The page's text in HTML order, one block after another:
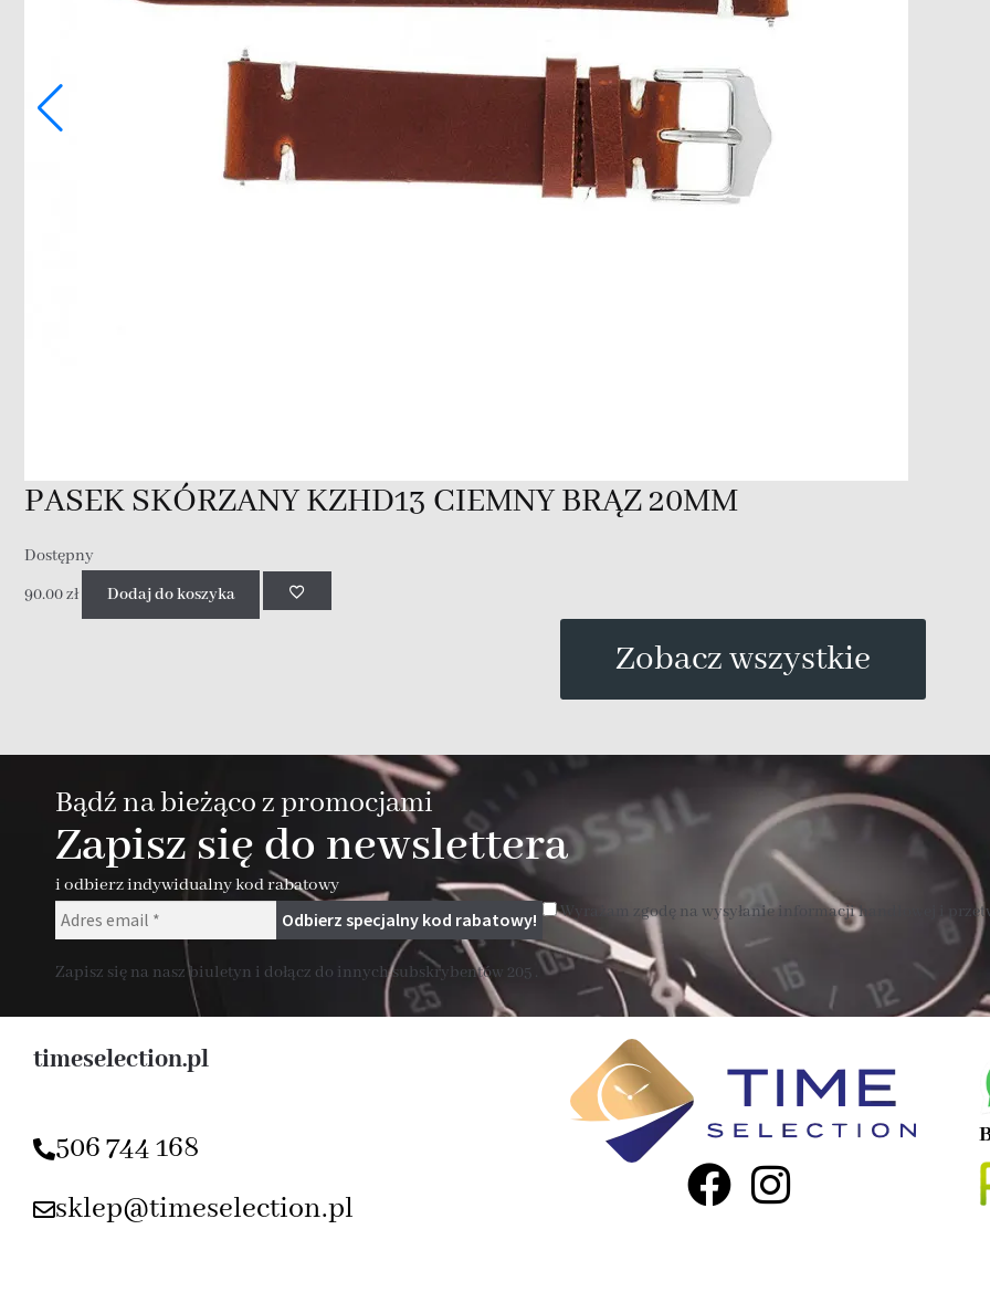
PASEK SKÓRZANY KZHD13 CIEMNY BRĄZ 20MM
Dostępny
90.00zł Dodaj do koszyka
Zobacz wszystkie
Bądź na bieżąco z promocjami
Zapisz się do newslettera
i odbierz indywidualny kod rabatowy
Wyrażam zgodę na wysyłanie informacji handlowej i
Zapisz się na nasz biuletyn i dołącz do innych subskrybentów 205 .
timeselection.pl
506 744 168
sklep@timeselection.pl